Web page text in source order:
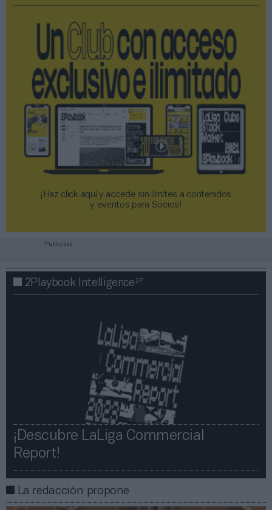
¡Haz click aquí y accede sin límites a contenidos
y eventos para Socios!​​​​​​​
Publicidad
2Playbook Intelligence2P
¡Descubre LaLiga Commercial
Report!​​
La redacción propone